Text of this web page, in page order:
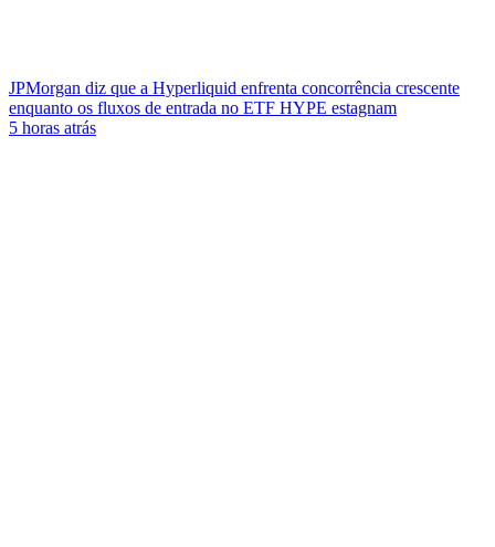
JPMorgan diz que a Hyperliquid enfrenta concorrência crescente
enquanto os fluxos de entrada no ETF HYPE estagnam
5 horas atrás